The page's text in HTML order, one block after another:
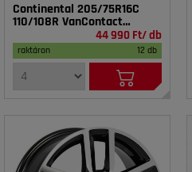
Continental 205/75R16C
110/108R VanContact
44 990 Ft/ db
raktáron 12 db